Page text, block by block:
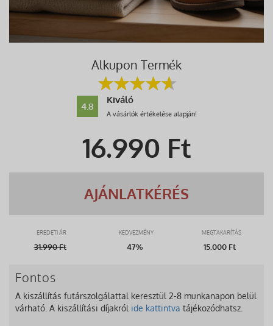
Alkupon Termék
4.8
Kiváló
A vásárlók értékelése alapján!
16.990 Ft
AJÁNLATKÉRÉS
EREDETI ÁR KEDVEZMÉNY MEGTAKARÍTÁS
31.990Ft 47% 15.000 Ft
Fontos
A kiszállítás futárszolgálattal keresztül 2-8 munkanapon belül
várható. A kiszállítási díjakról ide kattintva tájékozódhatsz.